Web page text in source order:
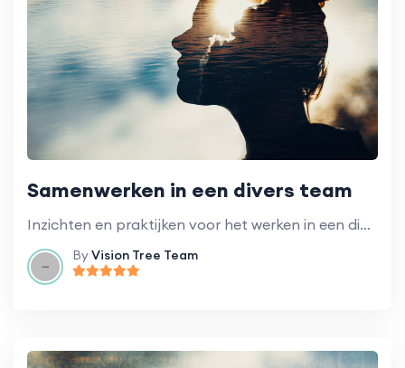
Samenwerken in een divers team
Inzichten en praktijken voor het werken in een divers team van vrijwilligers.
ByVision Tree Team